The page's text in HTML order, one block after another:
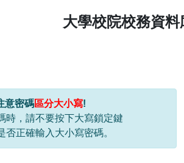
大學校院校務資
意密碼區分大小寫!
時，請不要按下大寫鎖定鍵
否正確輸入大小寫密碼。